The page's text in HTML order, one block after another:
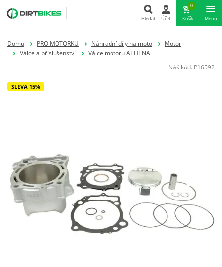
Hledat Účet
0
Košík Menu
Domů PRO MOTORKU Náhradní díly na moto
Motor
Válce a příslušenství
Válce motoru ATHENA
Náš kód: P16592
SLEVA 15%